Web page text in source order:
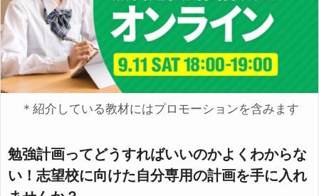
＊紹介している教材にはプロモーションを含みます
勉強計画ってどうすればいいのかよくわからな
い！志望校に向けた自分専用の計画を手に入れ